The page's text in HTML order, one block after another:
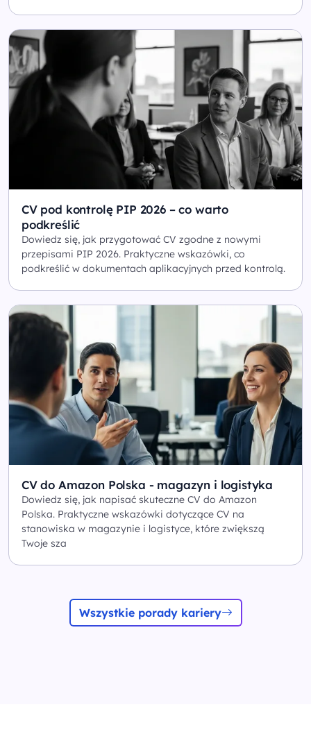
CV pod kontrolę PIP 2026 – co warto
podkreślić
Dowiedz się, jak przygotować CV zgodne z nowymi
przepisami PIP 2026. Praktyczne wskazówki, co
podkreślić w dokumentach aplikacyjnych przed kontrolą.
CV do Amazon Polska - magazyn i logistyka
Dowiedz się, jak napisać skuteczne CV do Amazon
Polska. Praktyczne wskazówki dotyczące CV na
stanowiska w magazynie i logistyce, które zwiększą
Twoje sza
Wszystkie porady kariery